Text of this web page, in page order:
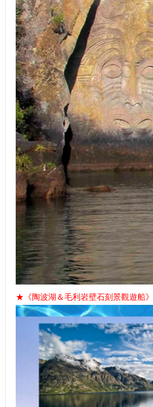
★《陶波湖＆毛利岩壁石刻景觀遊船》